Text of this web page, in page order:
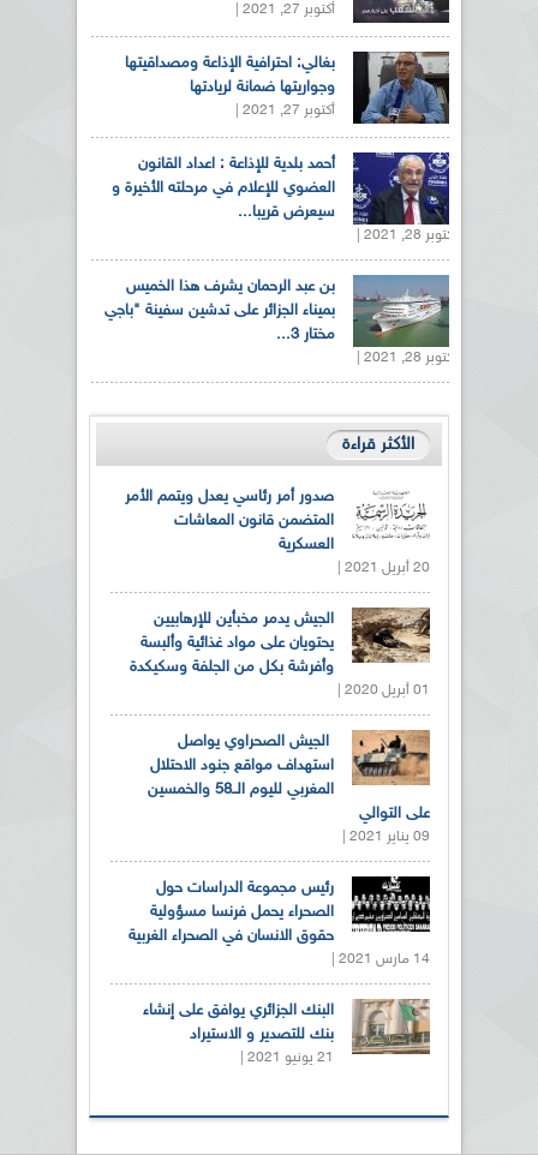
أكتوبر 27, 2021 |
بغالي: احترافية الإذاعة ومصداقيتها
وجواريتها ضمانة لريادتها
أكتوبر 27, 2021 |
أحمد بلدية للإذاعة : اعداد القانون
العضوي للإعلام في مرحلته الأخيرة و
سيعرض قريبا...
أكتوبر 28, 2021 |
بن عبد الرحمان يشرف هذا الخميس
بميناء الجزائر على تدشين سفينة "باجي
مختار 3...
أكتوبر 28, 2021 |
الأكثر قراءة
صدور أمر رئاسي يعدل ويتمم الأمر
المتضمن قانون المعاشات
العسكرية
20 أبريل 2021 |
الجيش يدمر مخبأين للإرهابيين
يحتويان على مواد غذائية وألبسة
وأفرشة بكل من الجلفة وسكيكدة
01 أبريل 2020 |
الجيش الصحراوي يواصل
استهداف مواقع جنود الاحتلال
المغربي لليوم الــ58 والخمسين
على التوالي
09 يناير 2021 |
رئيس مجموعة الدراسات حول
الصحراء يحمل فرنسا مسؤولية
حقوق الانسان في الصحراء الغربية
14 مارس 2021 |
البنك الجزائري يوافق على إنشاء
بنك للتصدير و الاستيراد
21 يونيو 2021 |